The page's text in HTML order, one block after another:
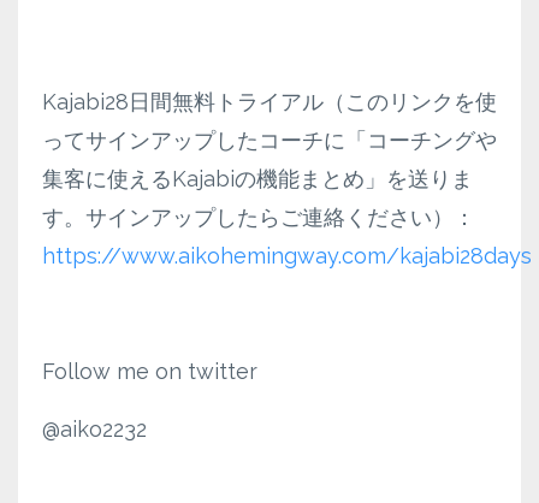
Kajabi28日間無料トライアル（このリンクを使
ってサインアップしたコーチに「コーチングや
集客に使えるKajabiの機能まとめ」を送りま
す。サインアップしたらご連絡ください）：
https://www.aikohemingway.com/kajabi28days
Follow me on twitter
@aiko2232